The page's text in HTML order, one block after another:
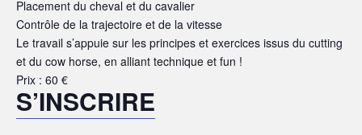
Placement du cheval et du cavalier
Contrôle de la trajectoire et de la vitesse
Le travail s’appuie sur les principes et exercices issus du cutting
et du cow horse, en alliant technique et fun !
Prix : 60 €
S’INSCRIRE